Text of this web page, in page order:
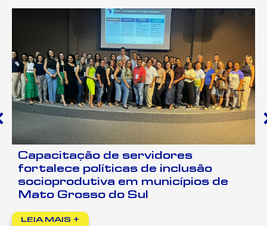
de servidores
de inclusão
em municípios de
do Sul
recebem